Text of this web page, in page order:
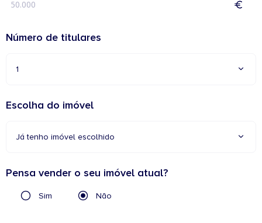
Número de titulares
1
Escolha do imóvel
Já tenho imóvel escolhido
Pensa vender o seu imóvel atual?
Sim Não